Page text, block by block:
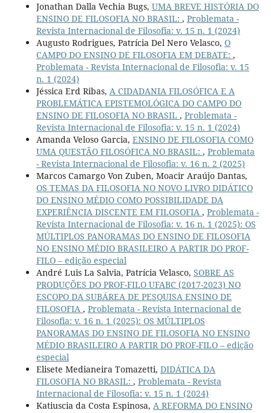
Jonathan Dalla Vechia Bugs, UMA BREVE HISTÓRIA DO
ENSINO DE FILOSOFIA NO BRASIL: , Problemata -
Revista Internacional de Filosofia: v. 15 n. 1 (2024)
Augusto Rodrigues, Patrícia Del Nero Velasco, O
CAMPO DO ENSINO DE FILOSOFIA EM DEBATE: ,
Problemata - Revista Internacional de Filosofia: v. 15
n. 1 (2024)
Jéssica Erd Ribas, A CIDADANIA FILOSÓFICA E A
PROBLEMÁTICA EPISTEMOLÓGICA DO CAMPO DO
ENSINO DE FILOSOFIA NO BRASIL , Problemata -
Revista Internacional de Filosofia: v. 15 n. 1 (2024)
Amanda Veloso Garcia, ENSINO DE FILOSOFIA COMO
UMA QUESTÃO FILOSÓFICA NO BRASIL: , Problemata
- Revista Internacional de Filosofia: v. 16 n. 2 (2025)
Marcos Camargo Von Zuben, Moacir Araújo Dantas,
OS TEMAS DA FILOSOFIA NO NOVO LIVRO DIDÁTICO
DO ENSINO MÉDIO COMO POSSIBILIDADE DA
EXPERIÊNCIA DISCENTE EM FILOSOFIA , Problemata -
Revista Internacional de Filosofia: v. 16 n. 1 (2025): OS
MÚLTIPLOS PANORAMAS DO ENSINO DE FILOSOFIA
NO ENSINO MÉDIO BRASILEIRO A PARTIR DO PROF-
FILO – edição especial
André Luis La Salvia, Patrícia Velasco, SOBRE AS
PRODUÇÕES DO PROF-FILO UFABC (2017-2023) NO
ESCOPO DA SUBÁREA DE PESQUISA ENSINO DE
FILOSOFIA , Problemata - Revista Internacional de
Filosofia: v. 16 n. 1 (2025): OS MÚLTIPLOS
PANORAMAS DO ENSINO DE FILOSOFIA NO ENSINO
MÉDIO BRASILEIRO A PARTIR DO PROF-FILO – edição
especial
Elisete Medianeira Tomazetti, DIDÁTICA DA
FILOSOFIA NO BRASIL: , Problemata - Revista
Internacional de Filosofia: v. 15 n. 1 (2024)
Katiuscia da Costa Espinosa, A REFORMA DO ENSINO